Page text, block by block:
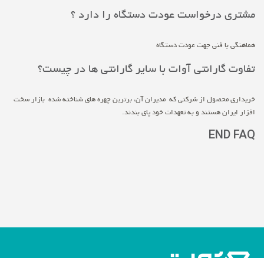
مشتری درخواست عودت دستگاه را دارد ؟
هماهنگی با فنی جهت عودت دستگاه
تفاوت گارانتی آوات با سایر گارانتی ها در چیست؟
خریداری محصول از شرکتی که مدیران آن، برترین چهره های شناخته شده بازار سخت
افزار ایران هستند و به تعهدات خود پای بندند.
END FAQ